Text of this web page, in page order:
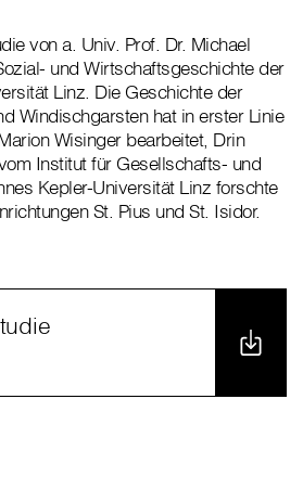
von a. Univ. Prof. Dr. Michael
und Wirtschaftsgeschichte der
Linz. Die Geschichte der
Windischgarsten hat in erster Linie
Wisinger bearbeitet, Drin
Institut für Gesellschafts- und
Kepler-Universität Linz forschte
St. Pius und St. Isidor.